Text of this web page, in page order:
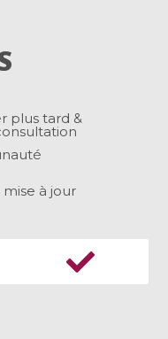
plus tard &
à jour